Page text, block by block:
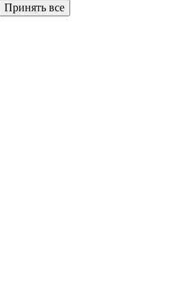
Принять все